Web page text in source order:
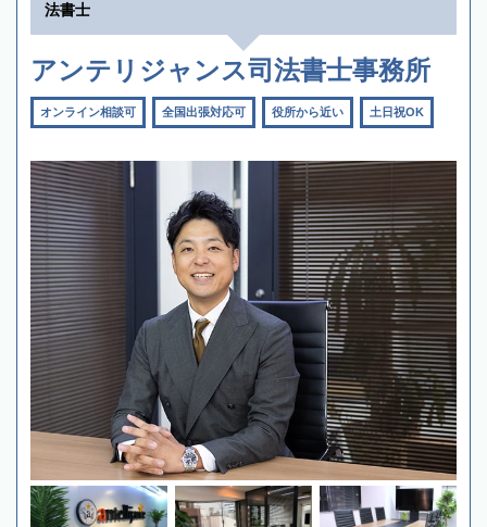
法書士
アンテリジャンス司法書士事務所
オンライン相談可 全国出張対応可 役所から近い 土日祝OK